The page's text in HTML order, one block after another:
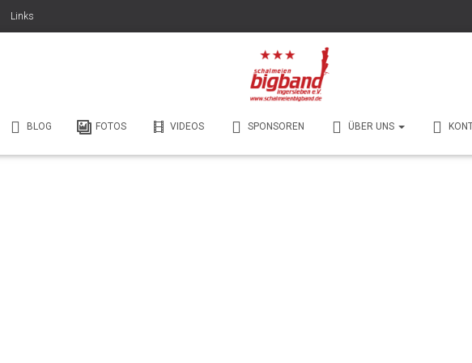
Links
BLOG FOTOS VIDEOS SPONSOREN ÜBER UNS